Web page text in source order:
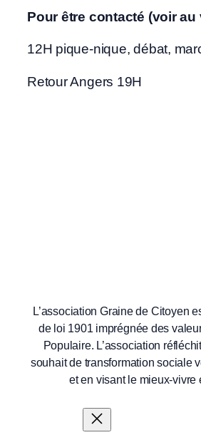
Pour être contacté (voir au
12H pique-nique, débat,
Retour Angers 19H
L’association Graine de Citoyen
de loi 1901 imprégnée des
Populaire. L’association
souhait de transformation sociale
et en visant le mieux-vivre